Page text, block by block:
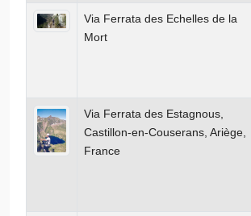
Via Ferrata des Echelles de la
Mort
Via Ferrata des Estagnous,
Castillon-en-Couserans, Ariège,
France